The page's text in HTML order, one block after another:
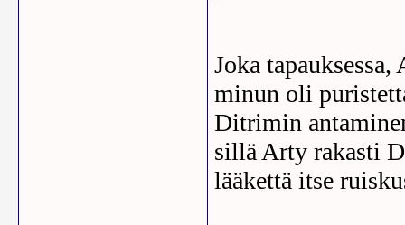
Joka
minun oli
Ditrimin
sillä Arty rakasti
lääkettä itse